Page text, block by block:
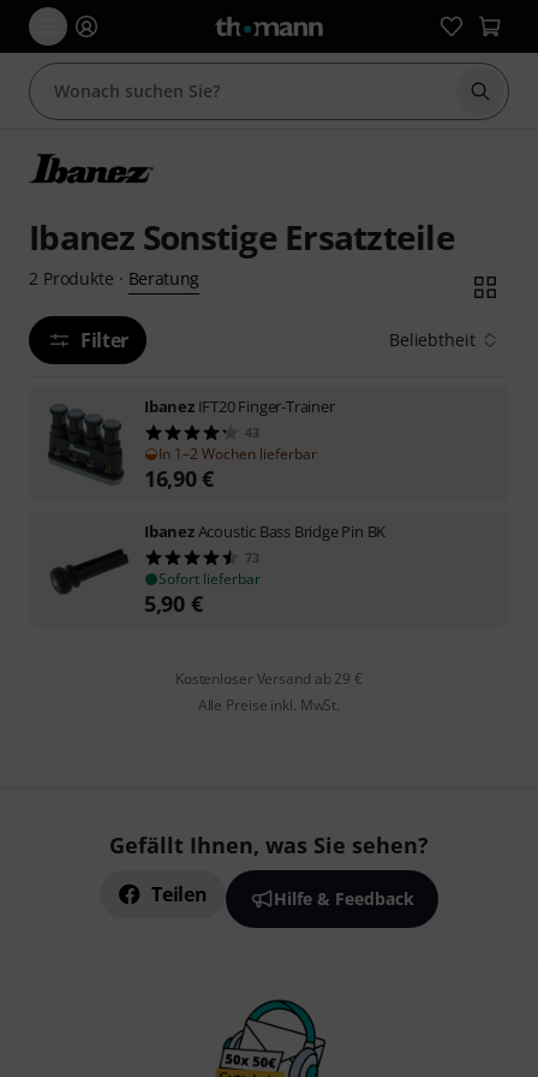
Suche
Ibanez Sonstige Ersatzteile
2 Produkte · Beratung
Filter Beliebtheit
Ibanez IFT20 Finger-Trainer
43
In 1–2 Wochen lieferbar
16,90€
IbanezAcoustic Bass Bridge Pin BK
73
Sofort lieferbar
5,90 €
Kostenloser Versand ab 29 €
Alle Preise inkl. MwSt.
Gefällt Ihnen, was Sie sehen?
Teilen Hilfe & Feedback